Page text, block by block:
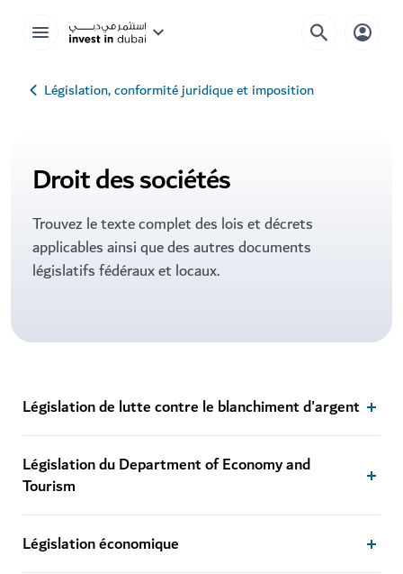
Législation, conformité juridique et imposition
Droit des sociétés
Trouvez le texte complet des lois et décrets
applicables ainsi que des autres documents
législatifs fédéraux et locaux.
Législation de lutte contre le blanchiment d'argent
Législation du Department of Economy and
Tourism
Législation économique